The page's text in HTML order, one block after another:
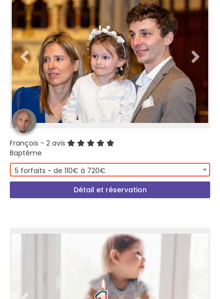
François - 2 avis
Baptême
5 forfaits - de 110€ à 720€
Détail et réservation